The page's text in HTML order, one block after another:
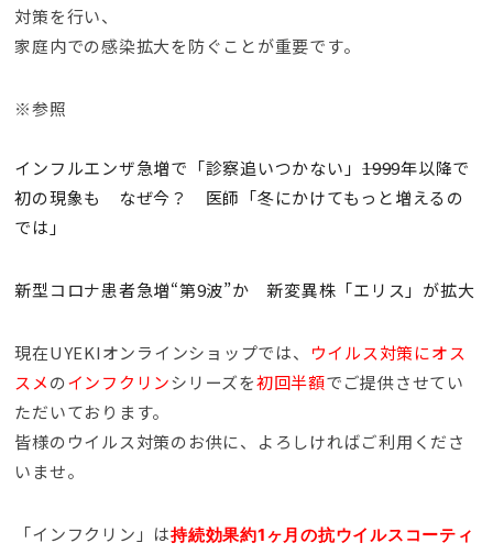
対策を行い、
家庭内での感染拡大を防ぐことが重要です。
※参照
インフルエンザ急増で「診察追いつかない」――1999年以降で
初の現象も なぜ今？ 医師「冬にかけてもっと増えるの
では」
新型コロナ患者急増“第9波”か 新変異株「エリス」が拡大
現在UYEKIオンラインショップでは、
ウイルス対策にオス
スメのインフクリンシリーズを初回半額でご提供させてい
ただいております。
皆様のウイルス対策のお供に、よろしければご利用くださ
いませ。
「インフクリン」は持続効果約1ヶ月の抗ウイルスコーティ